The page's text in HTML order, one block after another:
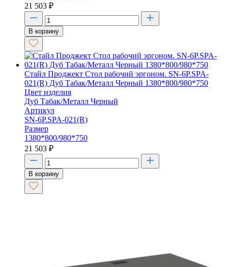
21 503 ₽
В корзину
Стайл Проджект Стол рабочий эргоном. SN-6P.SPA-
021(R) Дуб Табак/Металл Черный 1380*800/980*750
Цвет изделия
Дуб Табак/Металл Черный
Артикул
SN-6P.SPA-021(R)
Размер
1380*800/980*750
21 503 ₽
В корзину